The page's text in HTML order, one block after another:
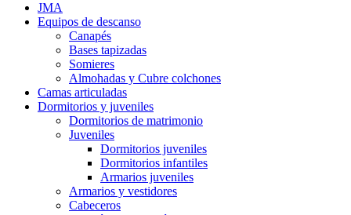
JMA
Equipos de descanso
Canapés
Bases tapizadas
Somieres
Almohadas y Cubre colchones
Camas articuladas
Dormitorios y juveniles
Dormitorios de matrimonio
Juveniles
Dormitorios juveniles
Dormitorios infantiles
Armarios juveniles
Armarios y vestidores
Cabeceros